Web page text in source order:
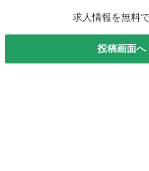
求人情報を無料
投稿画面へ